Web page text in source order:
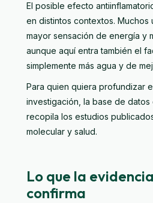
El posible efecto
en distintos contextos. Muchos
mayor sensación de energía y
aunque aquí entra también el
simplemente más agua y de
Para quien quiera profundizar
investigación, la base de datos
recopila los estudios
molecular y salud.
Lo que la
confirma